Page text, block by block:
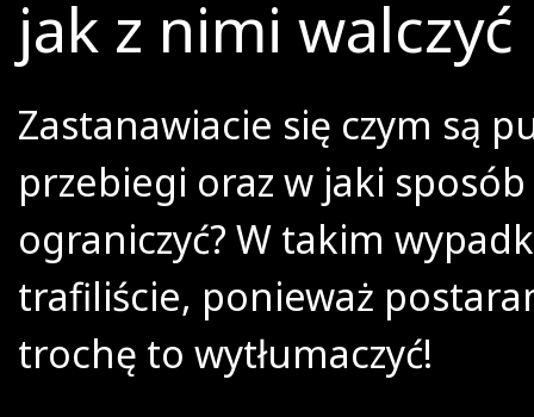
jak z nimi walczyć
Zastanawiacie się czym są
przebiegi oraz w jaki
ograniczyć? W takim
trafiliście, ponieważ
trochę to wytłumaczyć!